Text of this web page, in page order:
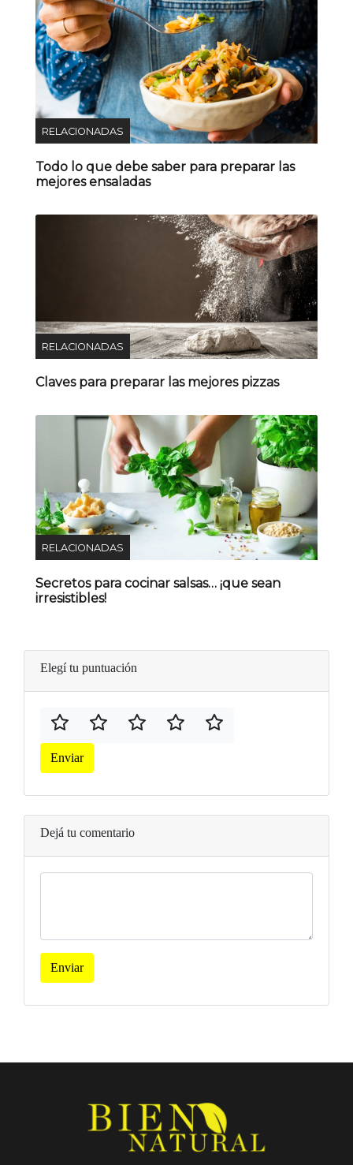
RELACIONADAS
Todo lo que debe saber para preparar las
mejores ensaladas
RELACIONADAS
Claves para preparar las mejores pizzas
RELACIONADAS
Secretos para cocinar salsas… ¡que sean
irresistibles!
Elegí tu puntuación
Enviar
Dejá tu comentario
Enviar